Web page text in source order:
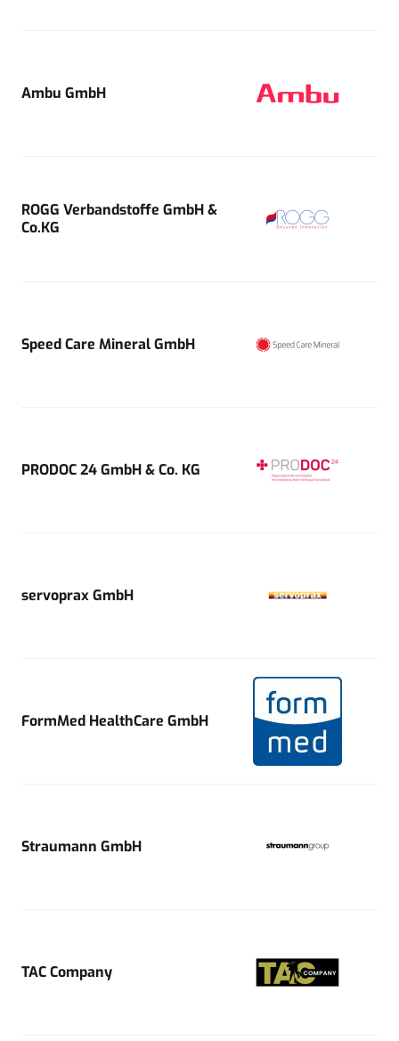
Ambu GmbH
ROGG Verbandstoffe GmbH &
Co.KG
Speed Care Mineral GmbH
PRODOC 24 GmbH & Co. KG
servoprax GmbH
FormMed HealthCare GmbH
Straumann GmbH
TAC Company